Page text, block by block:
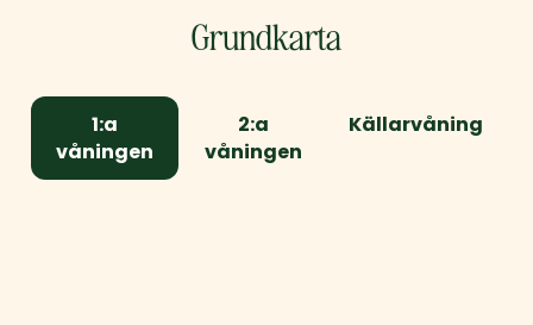
Grundkarta
1:a
våningen
2:a
våningen
Källarvåning